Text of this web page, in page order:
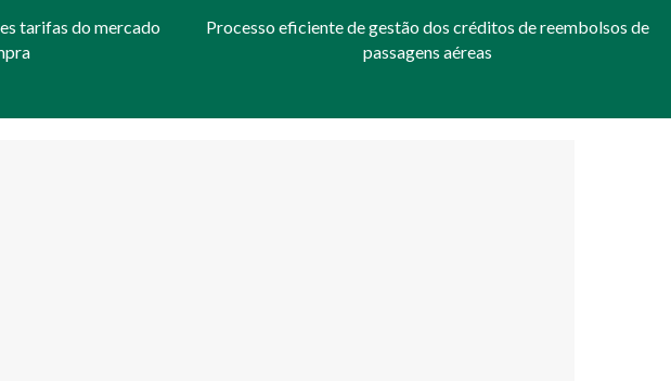
tarifas do mercado
Processo eficiente de gestão dos créditos de reembolsos de
passagens aéreas